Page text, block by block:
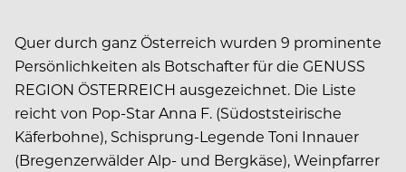
Quer durch ganz Österreich wurden 9 prominente
Persönlichkeiten als Botschafter für die GENUSS
REGION ÖSTERREICH ausgezeichnet. Die Liste
reicht von Pop-Star Anna F. (Südoststeirische
Käferbohne), Schisprung-Legende Toni Innauer
(Bregenzerwälder Alp- und Bergkäse), Weinpfarrer